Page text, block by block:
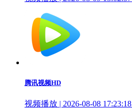
腾讯视频HD
视频播放 | 2026-08-08 17:23:18